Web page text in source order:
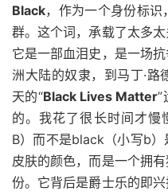
Black，作为一个身份标
群。这个词，承载了太多
它是一部血泪史，是一场
洲大陆的奴隶，到马丁·路
天的“Black Lives Matter”
的。我花了很长时间才慢
B）而不是black（小写b
皮肤的颜色，而是一个拥
份。它背后是爵士乐的即